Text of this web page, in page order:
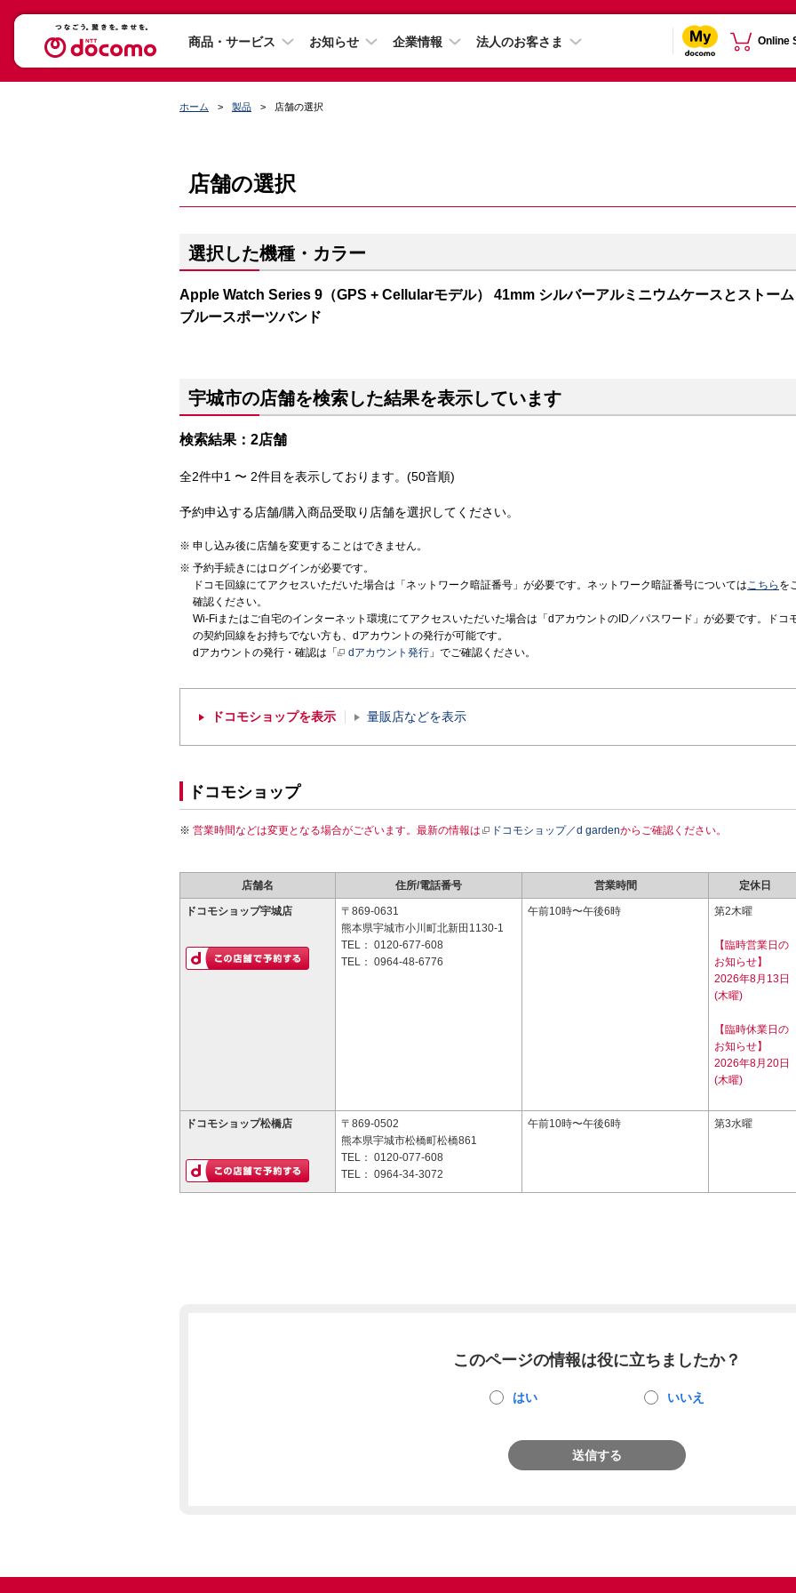
商品・サービス お知らせ 企業情報 法人のお客さま Online
ホーム 製品 店舗の選択
店舗の選択
選択した機種・カラー
Apple Watch Series 9（GPS + Cellularモデル） 41mm シルバーアルミニウムケースとストーム
ブルースポーツバンド
宇城市の店舗を検索した結果を表示しています
検索結果：2店舗
全2件中1 〜 2件目を表示しております。(50音順)
予約申込する店舗/購入商品受取り店舗を選択してください。
申し込み後に店舗を変更することはできません。
予約手続きにはログインが必要です。
ドコモ回線にてアクセスいただいた場合は「ネットワーク暗証番号」が必要です。ネットワーク暗証番号についてはこちら を
確認ください。
Wi-Fiまたはご自宅のインターネット環境にてアクセスいただいた場合は「dアカウントのID／パスワード」が必要です。ドコ
の契約回線をお持ちでない方も、dアカウントの発行が可能です。
dアカウントの発行・確認は「
dアカウント発行 」でご確認ください。
ドコモショップを表示 量販店などを表示
ドコモショップ
営業時間などは変更となる場合がございます。最新の情報は ドコモショップ／d gardenからご確認ください。
店舗名 住所/電話番号 営業時間 定休日
ドコモショップ宇城店
〒869-0631
熊本県宇城市小川町北新田1130-1
TEL： 0120-677-608
TEL： 0964-48-6776
午前10時〜午後6時 第2木曜
【臨時営業日の
お知らせ】
2026年8月13日
(木曜)
【臨時休業日の
お知らせ】
2026年8月20日
(木曜)
ドコモショップ松橋店
〒869-0502
熊本県宇城市松橋町松橋861
TEL： 0120-077-608
TEL： 0964-34-3072
午前10時〜午後6時 第3水曜
このページの情報は役に立ちましたか？
はい いいえ
送信する